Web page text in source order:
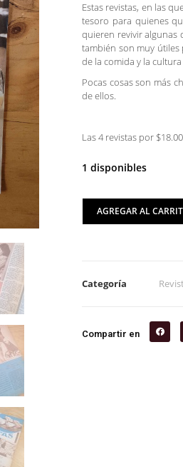
Estas revistas, en las
tesoro para quienes
quieren revivir algunas
también son muy
de la comida y la
Pocas cosas son más
de ellos.
Las 4 revistas por
1 disponibles
AGREGAR AL
Categoría
Compartir en